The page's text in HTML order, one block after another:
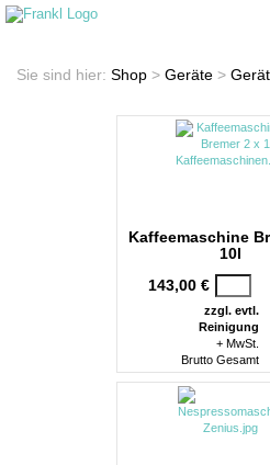
Sie sind hier: Shop > Geräte >
Kaffeemaschine
10l
143,00 €
zzgl. evtl.
Reinigung
+ MwSt.
Brutto Gesamt